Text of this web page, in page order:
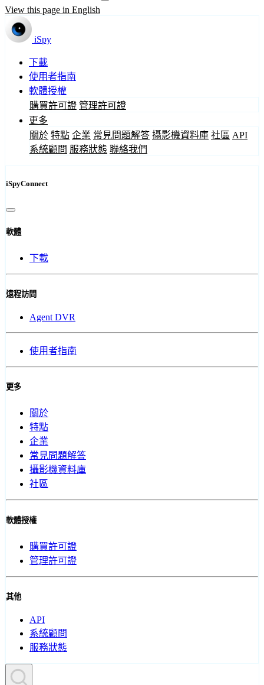
View this page in English
iSpy
下載
使用者指南
軟體授權
購買許可證 管理許可證
更多
關於 特點 企業 常見問題解答 攝影機資料庫 社區 API
系統顧問 服務狀態 聯絡我們
iSpyConnect
軟體
下載
遠程訪問
Agent DVR
使用者指南
更多
關於
特點
企業
常見問題解答
攝影機資料庫
社區
軟體授權
購買許可證
管理許可證
其他
API
系統顧問
服務狀態